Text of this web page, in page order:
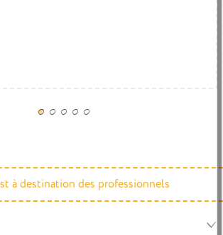
à destination des professionnels